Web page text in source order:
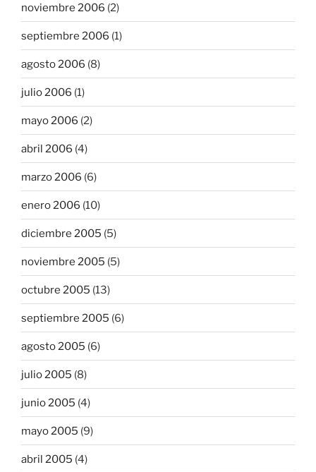
noviembre 2006 (2)
septiembre 2006 (1)
agosto 2006 (8)
julio 2006 (1)
mayo 2006 (2)
abril 2006 (4)
marzo 2006 (6)
enero 2006 (10)
diciembre 2005 (5)
noviembre 2005 (5)
octubre 2005 (13)
septiembre 2005 (6)
agosto 2005 (6)
julio 2005 (8)
junio 2005 (4)
mayo 2005 (9)
abril 2005 (4)